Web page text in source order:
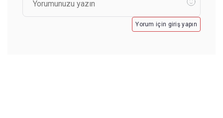
Yorum için giriş yapın